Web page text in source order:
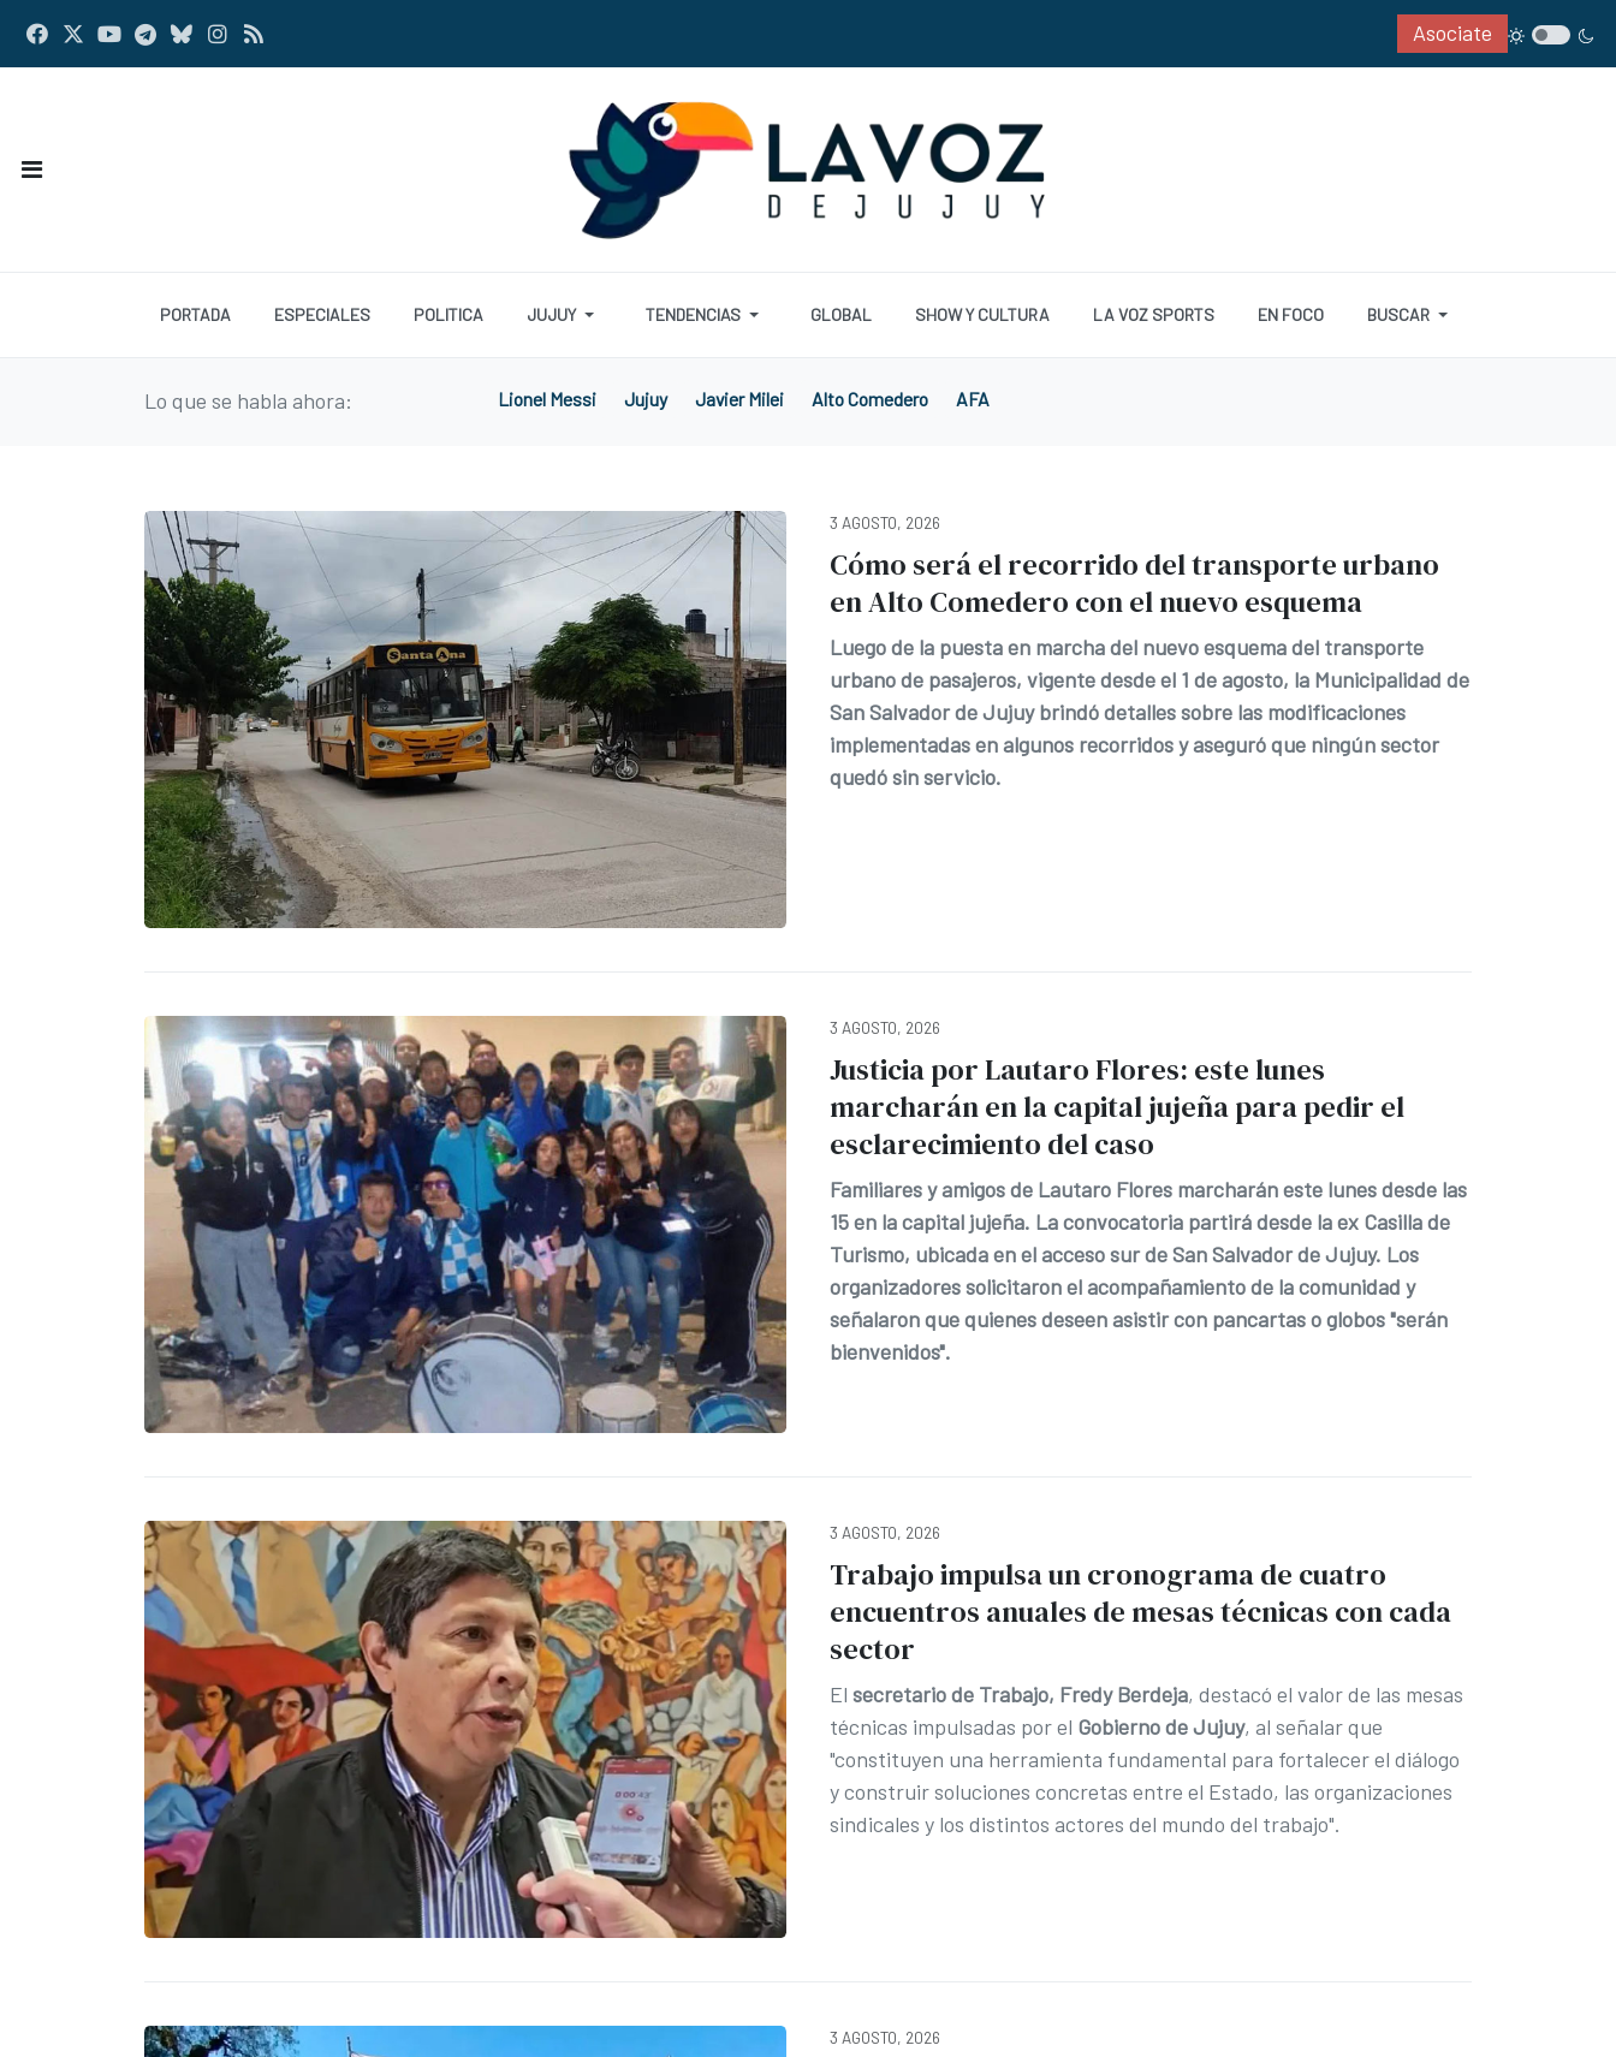
Asociate
PORTADA ESPECIALES POLITICA JUJUY TENDENCIAS GLOBAL SHOW Y CULTURA LA VOZ SPORTS EN FOCO BUSCAR
Lo que se habla ahora: Lionel Messi Jujuy Javier Milei Alto Comedero AFA
3 AGOSTO, 2026
Cómo será el recorrido del transporte urbano
en Alto Comedero con el nuevo esquema
Luego de la puesta en marcha del nuevo esquema del transporte
urbano de pasajeros, vigente desde el 1 de agosto, la Municipalidad de
San Salvador de Jujuy brindó detalles sobre las modificaciones
implementadas en algunos recorridos y aseguró que ningún sector
quedó sin servicio.
3 AGOSTO, 2026
Justicia por Lautaro Flores: este lunes
marcharán en la capital jujeña para pedir el
esclarecimiento del caso
Familiares y amigos de Lautaro Flores marcharán este lunes desde las
15 en la capital jujeña. La convocatoria partirá desde la ex Casilla de
Turismo, ubicada en el acceso sur de San Salvador de Jujuy. Los
organizadores solicitaron el acompañamiento de la comunidad y
señalaron que quienes deseen asistir con pancartas o globos "serán
bienvenidos".
3 AGOSTO, 2026
Trabajo impulsa un cronograma de cuatro
encuentros anuales de mesas técnicas con cada
sector
El secretario de Trabajo, Fredy Berdeja, destacó el valor de las mesas
técnicas impulsadas por el Gobierno de Jujuy, al señalar que
"constituyen una herramienta fundamental para fortalecer el diálogo
y construir soluciones concretas entre el Estado, las organizaciones
sindicales y los distintos actores del mundo del trabajo".
3 AGOSTO, 2026